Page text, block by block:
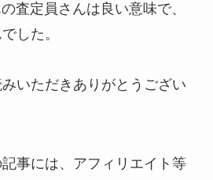
査定員さんは良い意味で、
した。
いただきありがとうござい
事には、アフィリエイト等